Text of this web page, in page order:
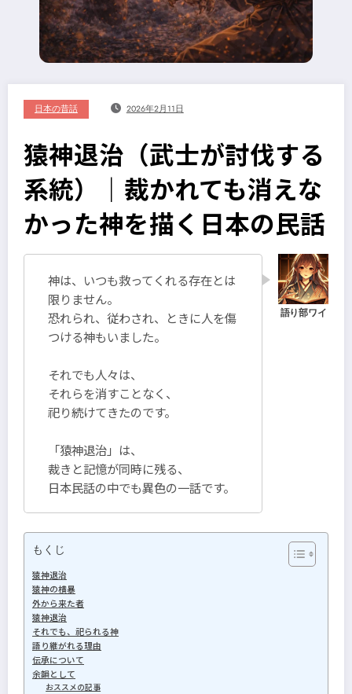
日本の昔話 2026年2月11日
猿神退治（武士が討伐する
系統）｜裁かれても消えな
かった神を描く日本の民話
神は、いつも救ってくれる存在とは
限りません。
恐れられ、従わされ、ときに人を傷
つける神もいました。
それでも人々は、
それらを消すことなく、
祀り続けてきたのです。
「猿神退治」は、
裁きと記憶が同時に残る、
日本民話の中でも異色の一話です。
もくじ
猿神退治
猿神の横暴
外から来た者
猿神退治
それでも、祀られる神
語り継がれる理由
伝承について
余韻として
おススメの記事